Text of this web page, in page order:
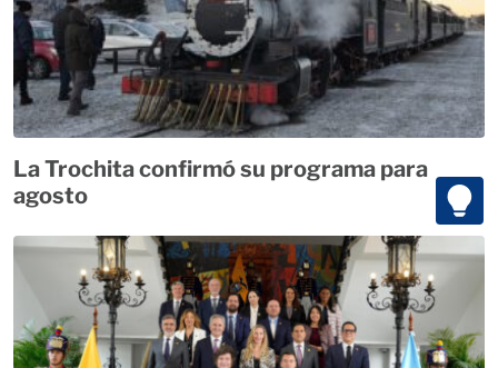
La Trochita confirmó su programa para
agosto